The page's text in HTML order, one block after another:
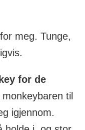
meg. Tunge,
for de
til
igjennom.